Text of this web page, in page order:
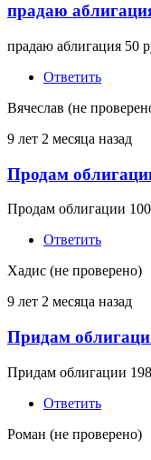
прадаю
прадаю аблигация 50
Ответить
Вячеслав (не
9 лет 2 месяца назад
Продам
Продам облигации
Ответить
Хадис (не проверено)
9 лет 2 месяца назад
Придам
Придам облигации
Ответить
Роман (не проверено)